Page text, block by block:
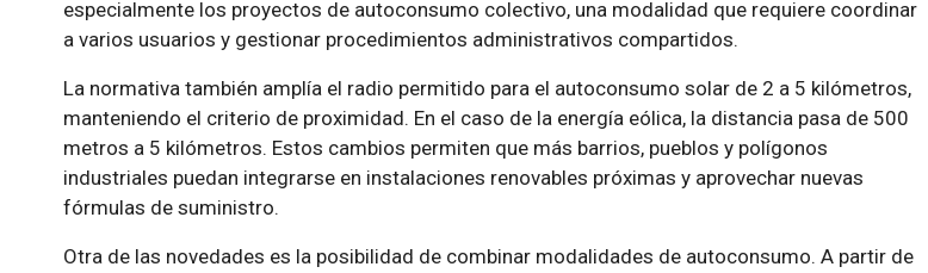
especialmente los proyectos de autoconsumo colectivo, una modalidad que requiere coordinar
a varios usuarios y gestionar procedimientos administrativos compartidos.
La normativa también amplía el radio permitido para el autoconsumo solar de 2 a 5 kilómetros,
manteniendo el criterio de proximidad. En el caso de la energía eólica, la distancia pasa de 500
metros a 5 kilómetros. Estos cambios permiten que más barrios, pueblos y polígonos
industriales puedan integrarse en instalaciones renovables próximas y aprovechar nuevas
fórmulas de suministro.
Otra de las novedades es la posibilidad de combinar modalidades de autoconsumo. A partir de